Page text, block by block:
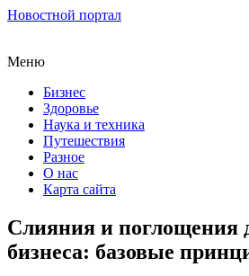
Новостной портал
Меню
Бизнес
Здоровье
Наука и техника
Путешествия
Разное
О нас
Карта сайта
Слияния и поглощения
бизнеса: базовые